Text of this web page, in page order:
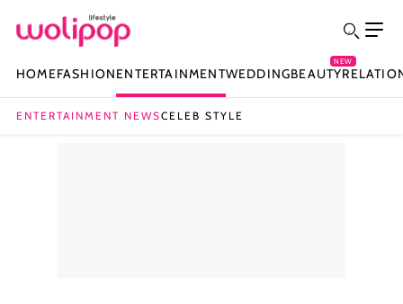
HOMEFASHIONENTERTAINMENTWEDDINGBEAUTY
NEW
ENTERTAINMENT NEWSCELEB STYLE